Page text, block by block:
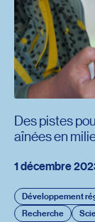
1 décembre
Développement
Recherche
Des pistes
aînées en